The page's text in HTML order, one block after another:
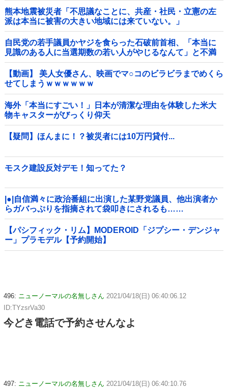
熊本地震被災者「不思議なことに、共産・社民・立憲の左
派は本当に被害の大きい地域には来ていない。」
自民党の若手議員かヤジを食らった石破前首相、「本当に
見識のある人に当選期数の若い人がやじるなんて」と不満
たらたらな様子を見せて……他
【動画】 美人女優さん、映画でマ○コのビラビラまでめくら
せてしまうｗｗｗｗｗｗ
海外「本当にすごい！」日本が清潔な理由を体験した米大
物キャスターがびっくり仰天
【疑問】ほんまに！？被災者には10万円貸付...
モスク建設反対デモ！知ってた？
|●|自信満々に政治番組に出演した某野党議員、他出演者か
らガバっぷりを指摘されて袋叩きにされるも……
【パシフィック・リム】MODEROID「ジプシー・デンジャ
ー」プラモデル【予約開始】
496: ニューノーマルの名無しさん 2021/04/18(日) 06:40:06.12
ID:TYzsrVa30
今どき電話で予約させんなよ
497: ニューノーマルの名無しさん 2021/04/18(日) 06:40:10.76